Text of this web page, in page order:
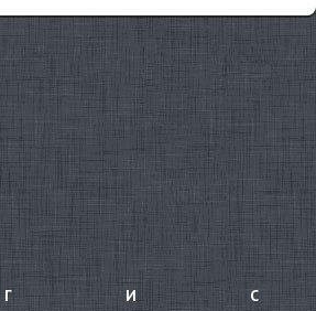
Г
И
С